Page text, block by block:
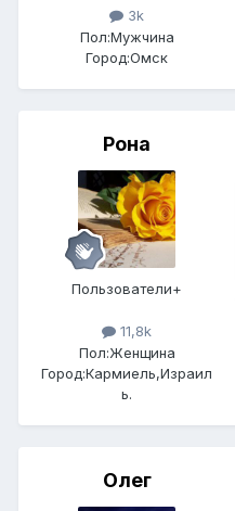
3k
Пол:Мужчина
Город:Омск
Рона
Пользователи+
11,8k
Пол:Женщина
Город:Кармиель,Израил
ь.
Олег